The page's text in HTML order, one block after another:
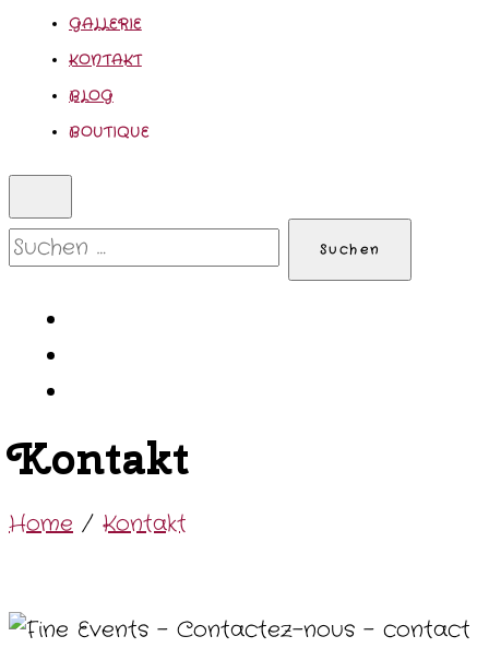
GALLERIE
KONTAKT
BLOG
BOUTIQUE
Suchen
nach:
Kontakt
Home / Kontakt